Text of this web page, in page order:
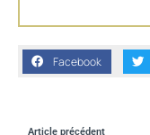
Facebook
Article précédent